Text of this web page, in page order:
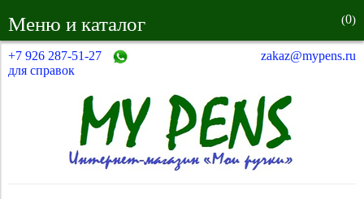
Меню и каталог (0)
+7 926 287-51-27
для справок
zakaz@mypens.ru